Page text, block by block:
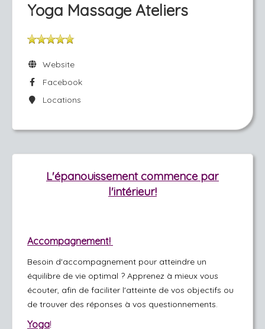
Yoga Massage Ateliers
Website
Facebook
Locations
L'épanouissement commence par
l'intérieur!
Accompagnement!
Besoin d'accompagnement pour atteindre un
équilibre de vie optimal ? Apprenez à mieux vous
écouter, afin de faciliter l'atteinte de vos objectifs ou
de trouver des réponses à vos questionnements.
Yoga!